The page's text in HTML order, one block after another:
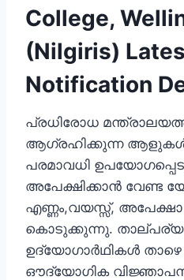
College,
(Nilgiris)
Notification
പ്രധിരോധ
ആഗ്രഹിക്കുന്ന
പരമാവധി
അപേക്ഷിക്കാന്‍ വേണ്ട
എണ്ണം,വയസ്സ്,
കൊടുക്കുന്നു.
ഉദ്യോഗാര്‍ഥികള്‍
ഔദ്യോഗിക